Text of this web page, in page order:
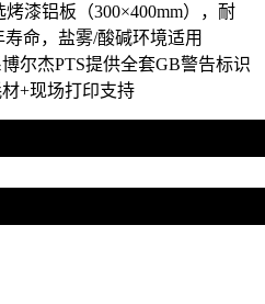
烤漆铝板（300×400mm），耐
命，盐雾/酸碱环境适用
博尔杰PTS提供全套GB警告标识
+现场打印支持